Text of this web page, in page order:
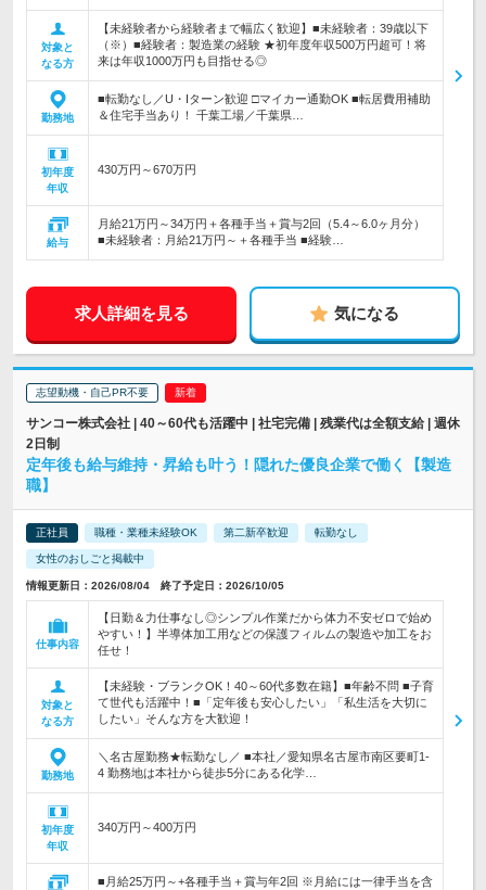
対象と
なる方
【未経験者から経験者まで幅広く歓迎】■未経験者：39歳以下
（※）■経験者：製造業の経験 ★初年度年収500万円超可！将
来は年収1000万円も目指せる◎
勤務地
■転勤なし／U・Iターン歓迎 □マイカー通勤OK ■転居費用補助
＆住宅手当あり！ 千葉工場／千葉県…
初年度
年収
430万円～670万円
給与
月給21万円～34万円＋各種手当＋賞与2回（5.4～6.0ヶ月分）
■未経験者：月給21万円～＋各種手当 ■経験…
求人詳細を見る 気になる
志望動機・自己PR不要
サンコー株式会社 | 40～60代も活躍中 | 社宅完備 | 残業代は全額支給 | 週休
2日制
定年後も給与維持・昇給も叶う！隠れた優良企業で働く【製造
職】
正社員 職種・業種未経験OK 第二新卒歓迎 転勤なし
女性のおしごと掲載中
情報更新日：2026/08/04 終了予定日：2026/10/05
仕事内容
【日勤＆力仕事なし◎シンプル作業だから体力不安ゼロで始め
やすい！】半導体加工用などの保護フィルムの製造や加工をお
任せ！
対象と
なる方
【未経験・ブランクOK！40～60代多数在籍】■年齢不問 ■子育
て世代も活躍中！■「定年後も安心したい」「私生活を大切に
したい」そんな方を大歓迎！
勤務地
＼名古屋勤務★転勤なし／ ■本社／愛知県名古屋市南区要町1-
4 勤務地は本社から徒歩5分にある化学…
初年度
年収
340万円～400万円
■月給25万円～+各種手当＋賞与年2回 ※月給には一律手当を含